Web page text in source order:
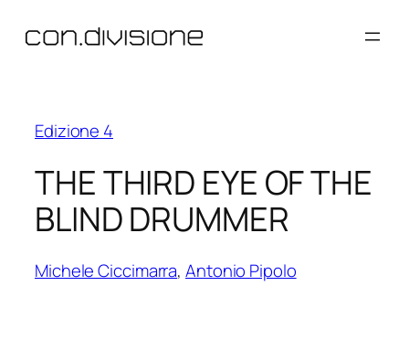
Edizione 4
THE THIRD EYE OF THE
BLIND DRUMMER
Michele Ciccimarra,Antonio Pipolo